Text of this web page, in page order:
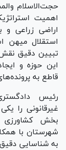
حجت‌الاسلام
اهمیت
اراضی زراعی و
استقلال میهن
تبیین دقیق
این حوزه و
قاطع به
رئیس
غیرقانونی را
بخش کشاورزی
شهرستان با
به شناسایی